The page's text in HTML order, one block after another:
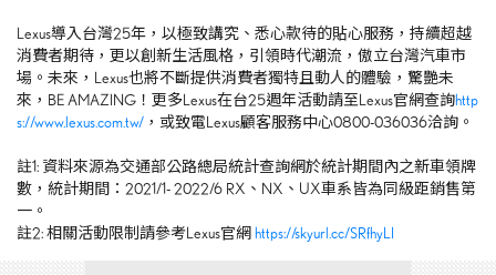
Lexus導入台灣25年，以極致講究、悉心款待的貼心服務，持續超越
消費者期待，更以創新生活風格，引領時代潮流，傲立台灣汽車市
場。未來， Lexus也將不斷提供消費者獨特且動人的體驗，驚艷未
來， BE AMAZING ！更多Lexus在台25週年活動請至Lexus官網查詢http
s://www.lexus.com.tw/ ，或致電Lexus顧客服務中心0800-036036洽詢。
註1: 資料來源為交通部公路總局統計查詢網於統計期間內之新車領牌
數，統計期間： 2021/1- 2022/6 RX 、 NX 、 UX車系皆為同級距銷售第
一。
註2:相關活動限制請參考Lexus官網 https://skyurl.cc/SRfhyLI